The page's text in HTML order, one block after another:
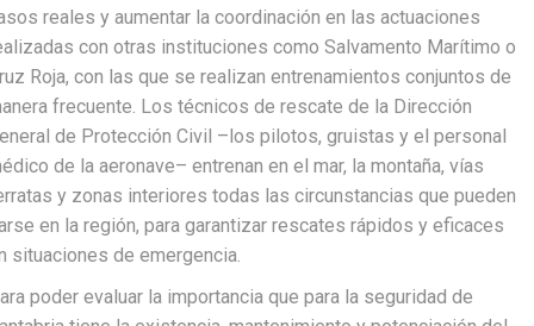
reales y aumentar la coordinación en las actuaciones
con otras instituciones como Salvamento Marítimo o
Roja, con las que se realizan entrenamientos conjuntos de
frecuente. Los técnicos de rescate de la Dirección
de Protección Civil –los pilotos, gruistas y el personal
de la aeronave– entrenan en el mar, la montaña, vías
y zonas interiores todas las circunstancias que pueden
en la región, para garantizar rescates rápidos y eficaces
situaciones de emergencia.
poder evaluar la importancia que para la seguridad de